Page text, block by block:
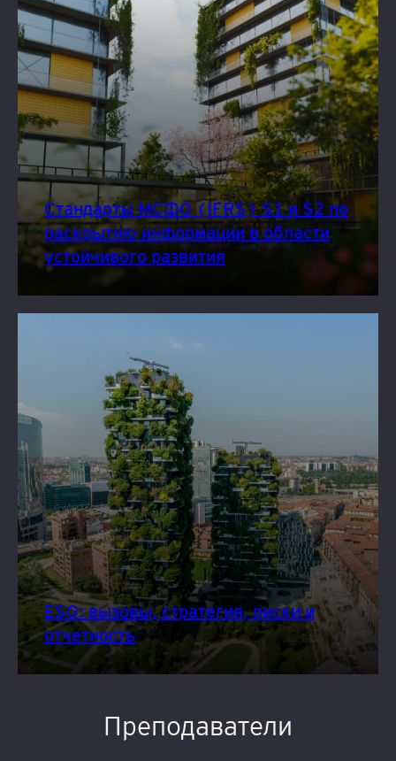
Стандарты МСФО (IFRS) S1 и S2 по
раскрытию информации в области
устойчивого развития
ESG: вызовы, стратегия, риски и
отчетность
Преподаватели